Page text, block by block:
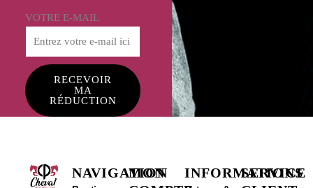
VOTRE E-MAIL
RECEVOIR
MA
RÉDUCTION
NAVIGATION
MON
INFORMATIONS
SERVICE